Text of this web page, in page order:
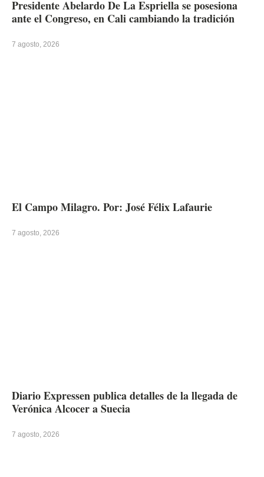
Presidente Abelardo De La Espriella se posesiona
ante el Congreso, en Cali cambiando la tradición
7 agosto, 2026
El Campo Milagro. Por: José Félix Lafaurie
7 agosto, 2026
Diario Expressen publica detalles de la llegada de
Verónica Alcocer a Suecia
7 agosto, 2026